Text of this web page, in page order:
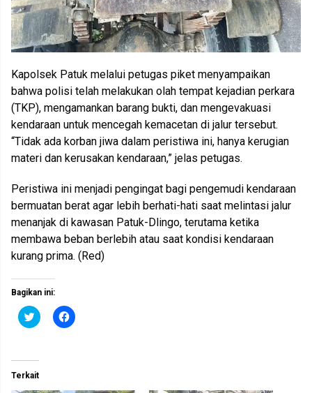
Kapolsek Patuk melalui petugas piket menyampaikan
bahwa polisi telah melakukan olah tempat kejadian perkara
(TKP), mengamankan barang bukti, dan mengevakuasi
kendaraan untuk mencegah kemacetan di jalur tersebut.
“Tidak ada korban jiwa dalam peristiwa ini, hanya kerugian
materi dan kerusakan kendaraan,” jelas petugas.
Peristiwa ini menjadi pengingat bagi pengemudi kendaraan
bermuatan berat agar lebih berhati-hati saat melintasi jalur
menanjak di kawasan Patuk-Dlingo, terutama ketika
membawa beban berlebih atau saat kondisi kendaraan
kurang prima. (Red)
Bagikan ini:
K
l
n
t
u
k
K
l
k
Terkait